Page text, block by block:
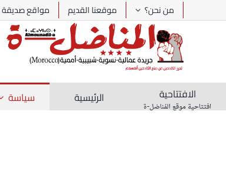
من نحن؟ موقعنا القديم مواقع صديقة
الافتتاحية
افتتاحية موقع المُناضل-ة
الرئيسية سياسة